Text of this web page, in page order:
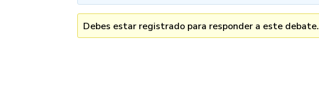
Debes estar registrado para responder a este debate.